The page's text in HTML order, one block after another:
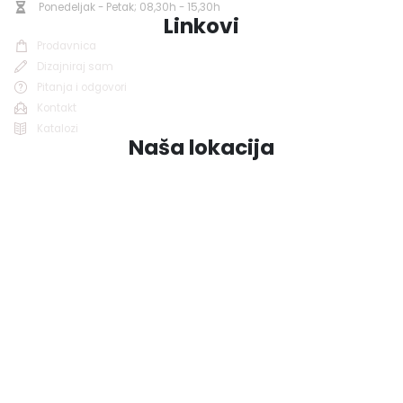
Ponedeljak - Petak; 08,30h - 15,30h
Linkovi
Prodavnica
Dizajniraj sam
Pitanja i odgovori
Kontakt
Katalozi
Naša lokacija